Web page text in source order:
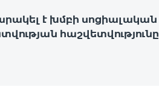
է խմբի սոցիալական
հաշվետվությունը